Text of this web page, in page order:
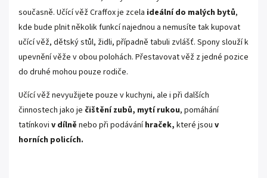
současně. Učící věž Craffox je zcela ideální do malých bytů,
kde bude plnit několik funkcí najednou a nemusíte tak kupovat
učící věž, dětský stůl, židli, případně tabuli zvlášť. Spony slouží k
upevnění věže v obou polohách. Přestavovat věž z jedné pozice
do druhé mohou pouze rodiče.
Učící věž nevyužijete pouze v kuchyni, ale i při dalších
činnostech jako je čištění zubů, mytí rukou, pomáhání
tatínkovi v dílně nebo při podáváníhraček, které jsou v
horních policích.